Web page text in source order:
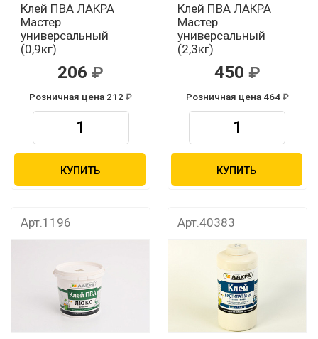
Клей ПВА ЛАКРА
Мастер
универсальный
(0,9кг)
206
Розничная цена 212
КУПИТЬ
Клей ПВА ЛАКРА
Мастер
универсальный
(2,3кг)
450
Розничная цена 464
КУПИТЬ
Арт.1196 Арт.40383